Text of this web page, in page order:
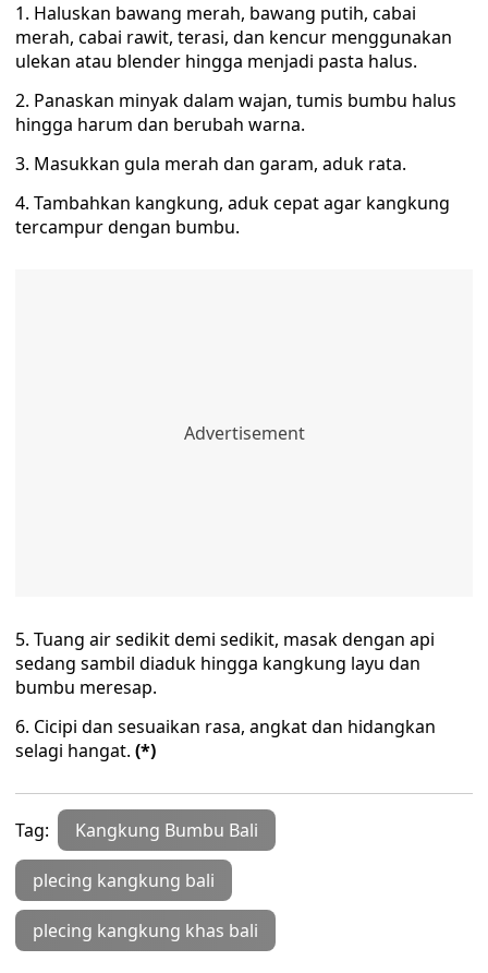
1. Haluskan bawang merah, bawang putih, cabai
merah, cabai rawit, terasi, dan kencur menggunakan
ulekan atau blender hingga menjadi pasta halus.
2. Panaskan minyak dalam wajan, tumis bumbu halus
hingga harum dan berubah warna.
3. Masukkan gula merah dan garam, aduk rata.
4. Tambahkan kangkung, aduk cepat agar kangkung
tercampur dengan bumbu.
5. Tuang air sedikit demi sedikit, masak dengan api
sedang sambil diaduk hingga kangkung layu dan
bumbu meresap.
6. Cicipi dan sesuaikan rasa, angkat dan hidangkan
selagi hangat. (*)
Tag: Kangkung Bumbu Bali
plecing kangkung bali
plecing kangkung khas bali